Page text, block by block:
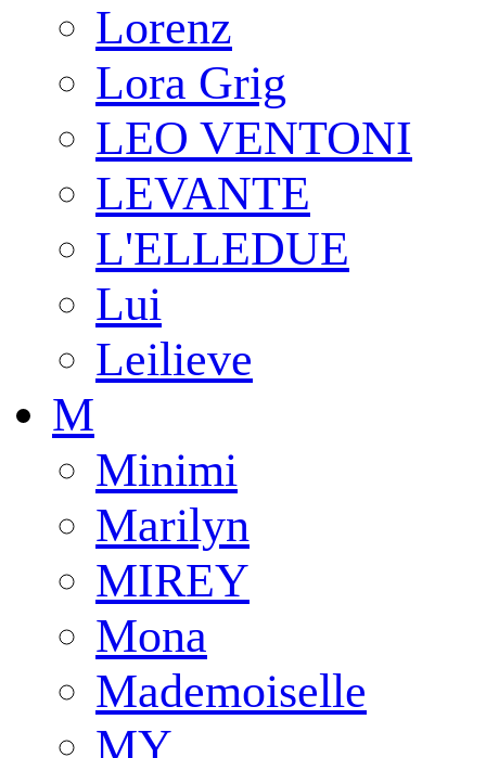
Lorenz
Lora Grig
LEO VENTONI
LEVANTE
L'ELLEDUE
Lui
Leilieve
M
Minimi
Marilyn
MIREY
Mona
Mademoiselle
MY